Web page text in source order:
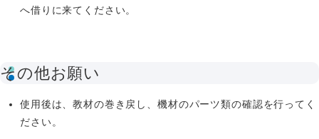
へ借りに来てください。
その他お願い
使用後は、教材の巻き戻し、機材のパーツ類の確認を行ってく
ださい。